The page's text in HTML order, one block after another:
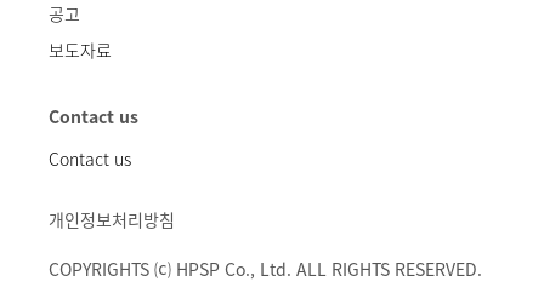
공고
보도자료
Contact us
Contact us
개인정보처리방침
COPYRIGHTS ⒞ HPSP Co., Ltd. ALL RIGHTS RESERVED.